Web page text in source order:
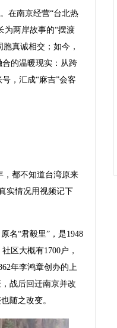
在南京经营“台北热
为两岸故事的“摆渡
真诚相交；如今，
的温暖现实：从跨
，汇成“麻吉”会客
都不知道台湾原来
实情况用视频记下
名“君毅里”，是1948
区大概有1700户，
年李鸿章创办的上
战后回迁南京并改
随之改变。